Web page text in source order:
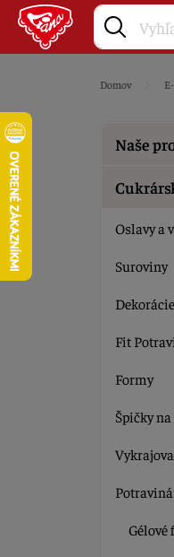
Domov
Naše
Oslavy a
Suroviny
Fit
Formy
Špičky
Gélové